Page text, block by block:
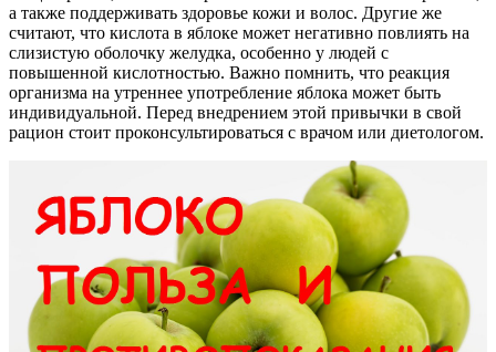
а также поддерживать здоровье кожи и волос. Другие же
считают, что кислота в яблоке может негативно повлиять на
слизистую оболочку желудка, особенно у людей с
повышенной кислотностью. Важно помнить, что реакция
организма на утреннее употребление яблока может быть
индивидуальной. Перед внедрением этой привычки в свой
рацион стоит проконсультироваться с врачом или диетологом.